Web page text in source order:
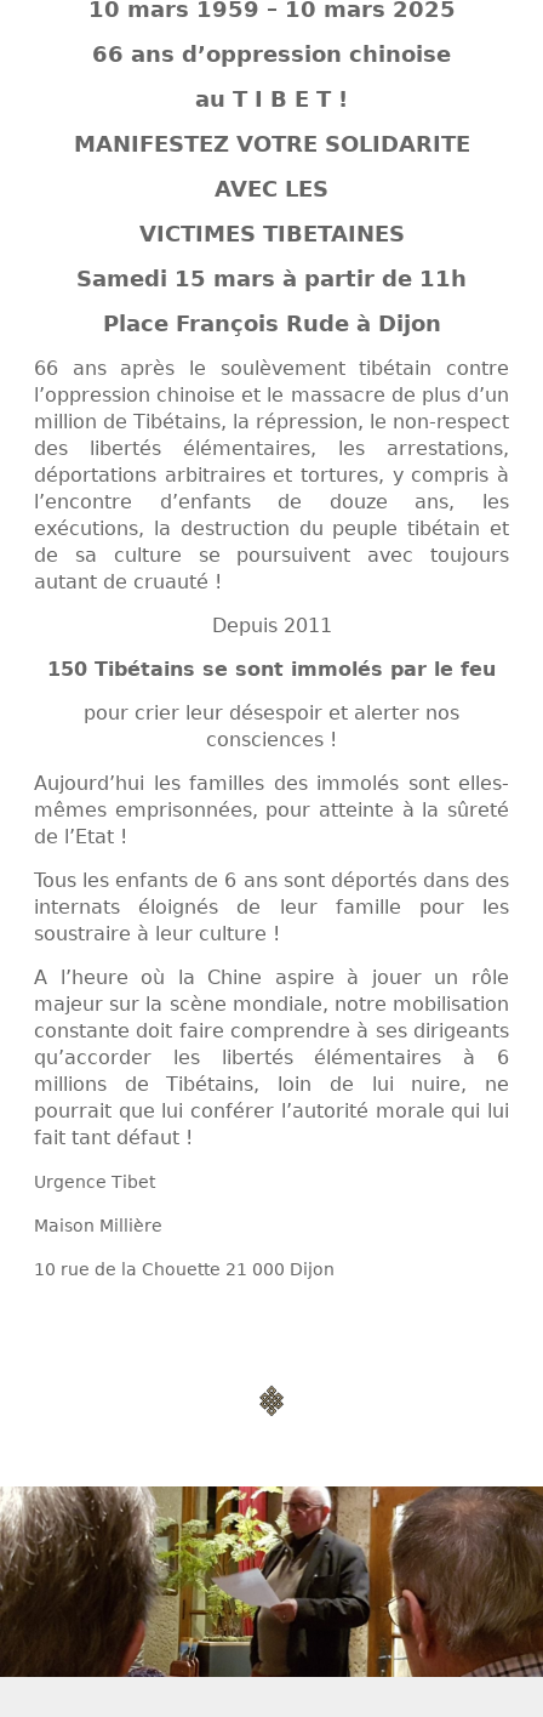
10 mars 1959 – 10 mars 2025
66 ans d’oppression chinoise
au T I B E T !
MANIFESTEZ VOTRE SOLIDARITE
AVEC LES
VICTIMES TIBETAINES
Samedi 15 mars à partir de 11h
Place François Rude à Dijon
66 ans après le soulèvement tibétain contre
l’oppression chinoise et le massacre de plus d’un
million de Tibétains, la répression, le non-respect
des libertés élémentaires, les arrestations,
déportations arbitraires et tortures, y compris à
l’encontre d’enfants de douze ans, les
exécutions, la destruction du peuple tibétain et
de sa culture se poursuivent avec toujours
autant de cruauté !
Depuis 2011
150 Tibétains se sont immolés par le feu
pour crier leur désespoir et alerter nos
consciences !
Aujourd’hui les familles des immolés sont elles-
mêmes emprisonnées, pour atteinte à la sûreté
de l’Etat !
Tous les enfants de 6 ans sont déportés dans des
internats éloignés de leur famille pour les
soustraire à leur culture !
A l’heure où la Chine aspire à jouer un rôle
majeur sur la scène mondiale, notre mobilisation
constante doit faire comprendre à ses dirigeants
qu’accorder les libertés élémentaires à 6
millions de Tibétains, loin de lui nuire, ne
pourrait que lui conférer l’autorité morale qui lui
fait tant défaut !
Urgence Tibet
Maison Millière
10 rue de la Chouette 21 000 Dijon